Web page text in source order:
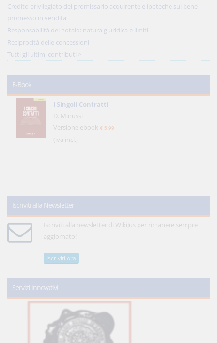
Credito privilegiato del promissario acquirente e ipoteche sul bene
promesso in vendita
Responsabilità del notaio: natura giuridica e limiti
Reciprocità delle concessioni
Tutti gli ultimi contributi >
E-Book
I Singoli Contratti
D. Minussi
Versione ebook € 5,99
(iva incl.)
Iscriviti alla Newsletter
Iscriviti alla newsletter di WikiJus per rimanere sempre
aggiornato!
Iscriviti ora
Servizi innovativi